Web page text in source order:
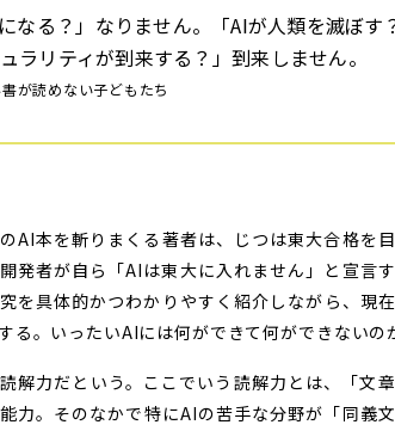
なる？」――なりません。「AIが人類を滅ぼす
ラリティが到来する？」――到来しません。
が読めない子どもたち
AI本を斬りまくる著者は、じつは東大合格を目
発者が自ら「AIは東大に入れません」と宣言
を具体的かつわかりやすく紹介しながら、現
る。いったいAIには何ができて何ができないの
解力だという。ここでいう読解力とは、「文
力。そのなかで特にAIの苦手な分野が「同義